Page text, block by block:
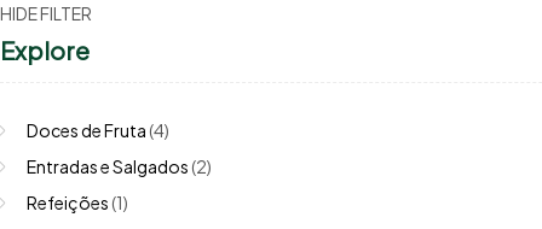
HIDE FILTER
Explore
Doces de Fruta(4)
Entradas e Salgados(2)
Refeições(1)